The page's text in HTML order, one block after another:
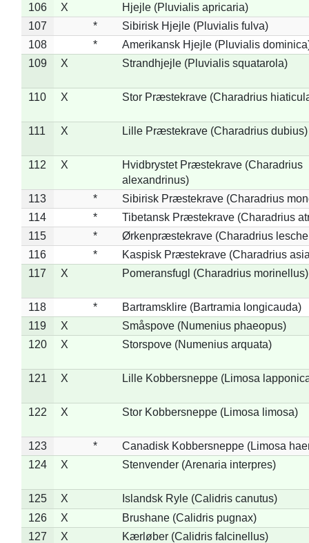
106
X
Hjejle (Pluvialis apricaria)
107
*
Sibirisk Hjejle (Pluvialis fulva)
108
*
Amerikansk Hjejle (Pluvialis
109
X Strandhjejle (Pluvialis squatarola)
110 X Stor Præstekrave (Charadrius
111 X Lille Præstekrave (Charadrius dubius)
112 X
Hvidbrystet Præstekrave (Charadrius
alexandrinus)
113
*
Sibirisk Præstekrave (Charadrius
114
*
Tibetansk Præstekrave (Charadrius
115
*
Ørkenpræstekrave (Charadrius
116
*
Kaspisk Præstekrave (Charadrius
117
X Pomeransfugl (Charadrius morinellus)
118 *
Bartramsklire (Bartramia longicauda)
119
X
Småspove (Numenius phaeopus)
120
X Storspove (Numenius arquata)
121 X Lille Kobbersneppe (Limosa
122 X Stor Kobbersneppe (Limosa limosa)
123 *
Canadisk Kobbersneppe (Limosa
124
X Stenvender (Arenaria interpres)
125 X
Islandsk Ryle (Calidris canutus)
126
X
Brushane (Calidris pugnax)
127
X Kærløber (Calidris falcinellus)